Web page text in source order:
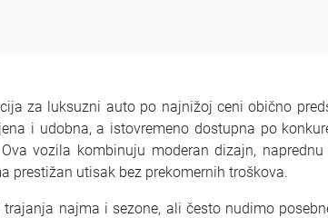
za luksuzni auto po najnižoj ceni obično
i udobna, a istovremeno dostupna po
vozila kombinuju moderan dizajn,
prestižan utisak bez prekomernih troškova.
najma i sezone, ali često nudimo